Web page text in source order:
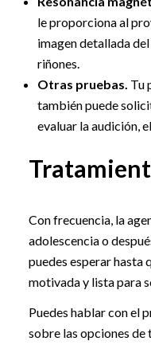
le proporciona al
imagen detallada
riñones.
Otras pruebas. Tu
también puede
evaluar la audición,
Con frecuencia, la
adolescencia o
puedes esperar hasta
motivada y lista para
Puedes hablar con el
sobre las opciones